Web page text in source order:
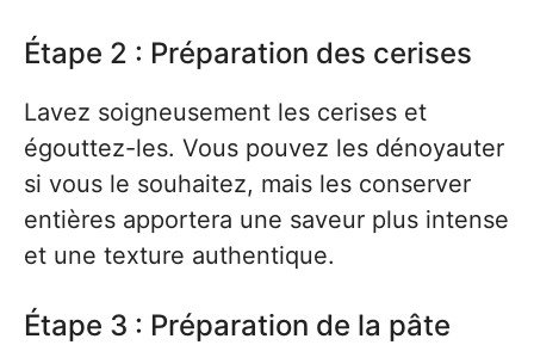
Étape 2 : Préparation des cerises
Lavez soigneusement les cerises et
égouttez-les. Vous pouvez les dénoyauter
si vous le souhaitez, mais les conserver
entières apportera une saveur plus intense
et une texture authentique.
Étape 3 : Préparation de la pâte